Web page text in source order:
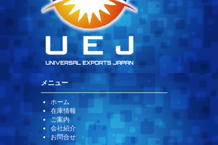
メニュー
ホーム
在庫情報
ご案内
会社紹介
お問合せ